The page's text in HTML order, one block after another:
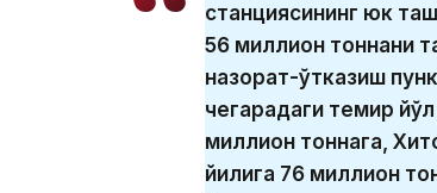
станциясининг юк
56 миллион тоннани
назорат-ўтказиш
чегарадаги темир
миллион тоннага,
йилига 76 миллион